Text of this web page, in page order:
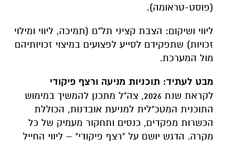
(פוסט-טראומה).
ליווי ושיקום: הצבת קציני תל"ם (תמיכה, ליווי ומילוי
זכויות) שתפקידם לסייע לפצועים במיצוי זכויותיהם
מול המערכת.
מבט לעתיד: תוכניות מניעה ורצף פיקודי
לקראת שנת 2026, צה"ל מתכנן להמשיך במימוש
התוכנית המטכ"לית למניעת אובדנות, הכוללת
הכשרות מפקדים, כנסים ותחקור מעמיק של כל
מקרה. הדגש יושם על "רצף פיקודי" – ליווי החייל